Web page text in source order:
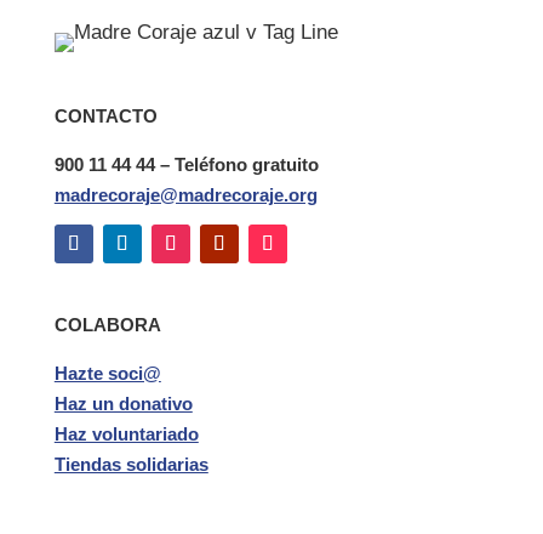
CONTACTO
900 11 44 44 – Teléfono gratuito
madrecoraje@madrecoraje.org
COLABORA
Hazte soci@
Haz un donativo
Haz voluntariado
Tiendas solidarias